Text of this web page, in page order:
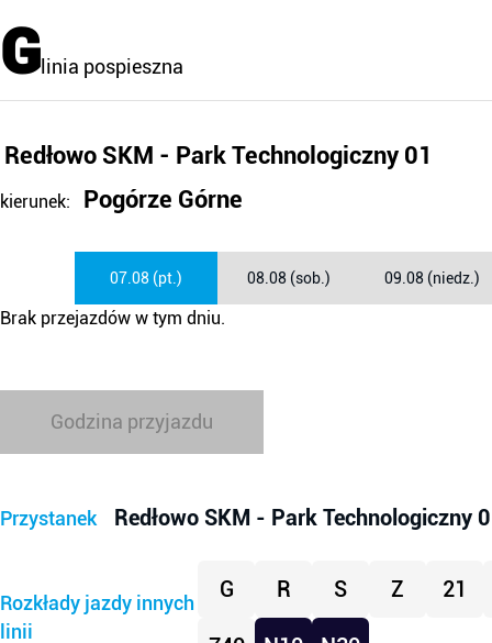
G linia pospieszna
Redłowo SKM - Park Technologiczny 01
kierunek: Pogórze Górne
07.08 (pt.) 08.08 (sob.) 09.08 (niedz.)
Brak przejazdów w tym dniu.
Godzina przyjazdu
Przystanek Redłowo SKM - Park Technologiczny
Rozkłady jazdy innych
linii
G R S Z 21